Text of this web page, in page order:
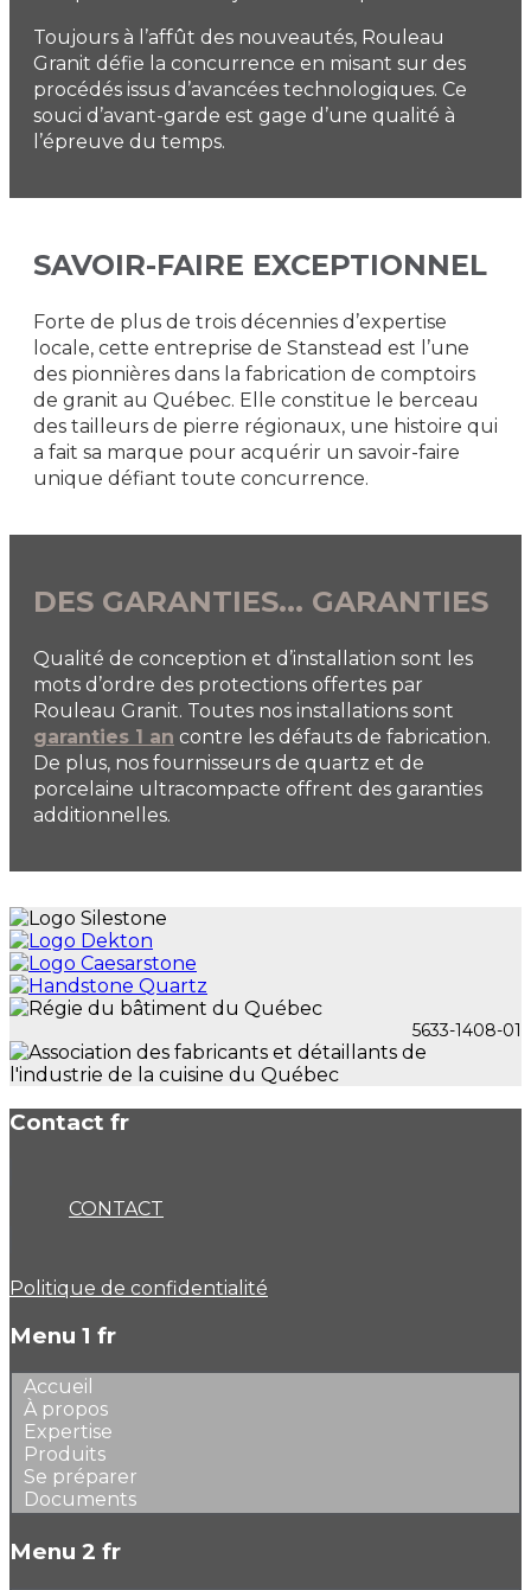
Toujours à l’affût des nouveautés, Rouleau
Granit défie la concurrence en misant sur des
procédés issus d’avancées technologiques. Ce
souci d’avant-garde est gage d’une qualité à
l’épreuve du temps.
SAVOIR-FAIRE EXCEPTIONNEL
Forte de plus de trois décennies d’expertise
locale, cette entreprise de Stanstead est l’une
des pionnières dans la fabrication de comptoirs
de granit au Québec. Elle constitue le berceau
des tailleurs de pierre régionaux, une histoire qui
a fait sa marque pour acquérir un savoir-faire
unique défiant toute concurrence.
DES GARANTIES... GARANTIES
Qualité de conception et d’installation sont les
mots d’ordre des protections offertes par
Rouleau Granit. Toutes nos installations sont
garanties 1 an contre les défauts de fabrication.
De plus, nos fournisseurs de quartz et de
porcelaine ultracompacte offrent des garanties
additionnelles.
5633-1408-01
Contact fr
CONTACT
Politique de confidentialité
Menu 1 fr
Accueil
À propos
Expertise
Produits
Se préparer
Documents
Menu 2 fr